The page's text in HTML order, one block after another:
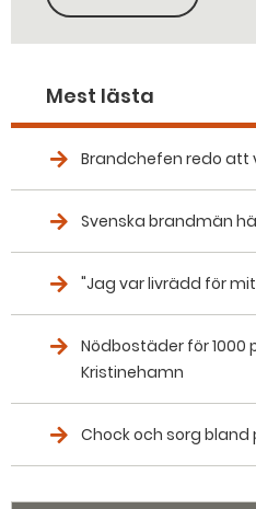
KOPIERA SIDANS
Mest lästa
Brandchefen redo att
Svenska brandmän
"Jag var livrädd för
Nödbostäder för 1000
Kristinehamn
Chock och sorg bland